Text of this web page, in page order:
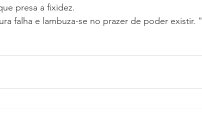
presa a fixidez.
falha e lambuza-se no prazer de poder existir. "